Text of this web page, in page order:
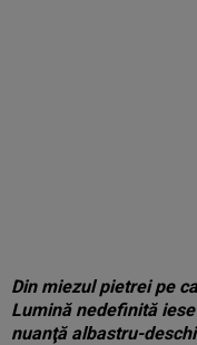
Din miezul pietrei pe
Lumină nedefinită
nuanţă albastru-